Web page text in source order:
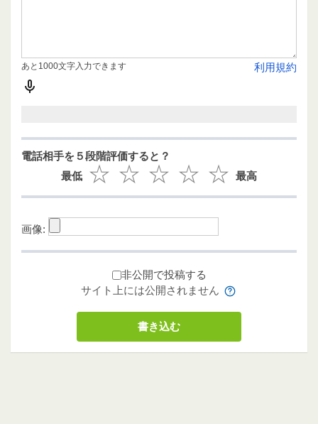
利用規約
あと1000文字入力できます
電話相手を５段階評価すると？
最低
最高
画像:
非公開で投稿する
サイト上には公開されません